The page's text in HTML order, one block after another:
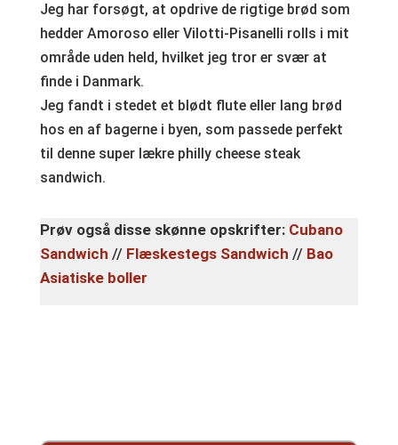
Jeg har forsøgt, at opdrive de rigtige brød som
hedder Amoroso eller Vilotti-Pisanelli rolls i mit
område uden held, hvilket jeg tror er svær at
finde i Danmark.
Jeg fandt i stedet et blødt flute eller lang brød
hos en af bagerne i byen, som passede perfekt
til denne super lækre philly cheese steak
sandwich.
Prøv også disse skønne opskrifter: Cubano
Sandwich // Flæskestegs Sandwich // Bao
Asiatiske boller